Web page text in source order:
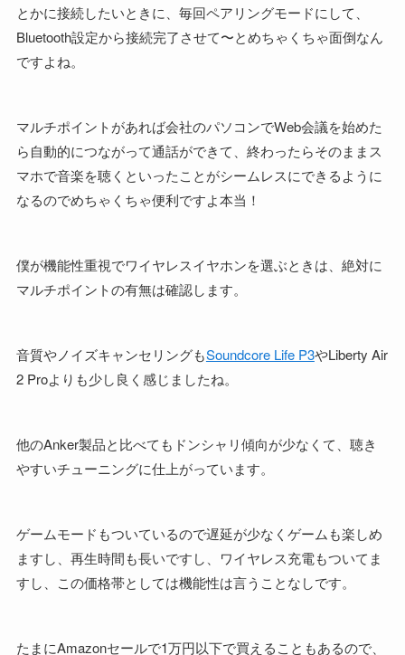
とかに接続したいときに、毎回ペアリングモードにして、
Bluetooth設定から接続完了させて〜とめちゃくちゃ面倒なん
ですよね。
マルチポイントがあれば会社のパソコンでWeb会議を始めた
ら自動的につながって通話ができて、終わったらそのままス
マホで音楽を聴くといったことがシームレスにできるように
なるのでめちゃくちゃ便利ですよ本当！
僕が機能性重視でワイヤレスイヤホンを選ぶときは、絶対に
マルチポイントの有無は確認します。
音質やノイズキャンセリングもSoundcore Life P3やLiberty Air
2 Proよりも少し良く感じましたね。
他のAnker製品と比べてもドンシャリ傾向が少なくて、聴き
やすいチューニングに仕上がっています。
ゲームモードもついているので遅延が少なくゲームも楽しめ
ますし、再生時間も長いですし、ワイヤレス充電もついてま
すし、この価格帯としては機能性は言うことなしです。
たまにAmazonセールで1万円以下で買えることもあるので、